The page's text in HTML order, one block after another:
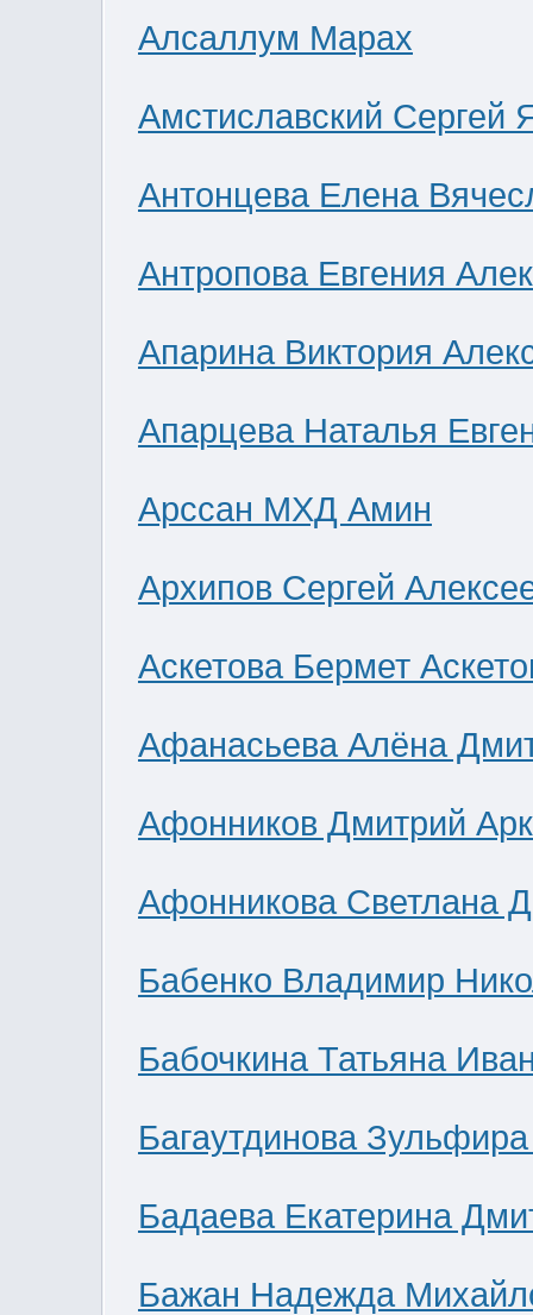
Алсаллум Марах
Амстиславский Сергей
Антонцева Елена
Антропова Евгения
Апарина Виктория
Апарцева Наталья
Арссан МХД Амин
Архипов Сергей
Аскетова Бермет
Афанасьева Алёна
Афонников Дмитрий
Афонникова Светлана
Бабенко Владимир
Бабочкина Татьяна
Багаутдинова
Бадаева Екатерина
Бажан Надежда